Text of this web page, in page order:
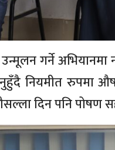
गर्ने
नियमीत रुपमा
दिन पनि पोषण